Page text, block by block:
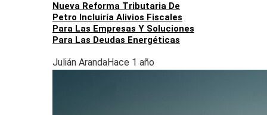
Nueva Reforma Tributaria De
Petro Incluiría Alivios Fiscales
Para Las Empresas Y Soluciones
Para Las Deudas Energéticas
Julián ArandaHace 1 año